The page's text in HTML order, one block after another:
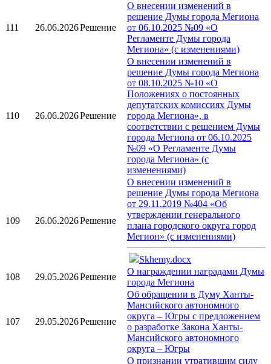
111 26.06.2026Решение
О внесении изменений в
решение Думы города Мегиона
от 06.10.2025 №09 «О
Регламенте Думы города
Мегиона» (с изменениями)
110 26.06.2026Решение
О внесении изменений в
решение Думы города Мегиона
от 08.10.2025 №10 «О
Положениях о постоянных
депутатских комиссиях Думы
города Мегиона», в
соответствии с решением Думы
города Мегиона от 06.10.2025
№09 «О Регламенте Думы
города Мегиона» (с
изменениями)
109 26.06.2026Решение
О внесении изменений в
решение Думы города Мегиона
от 29.11.2019 №404 «Об
утверждении генерального
плана городского округа город
Мегион» (с изменениями)
Skhemy.docx
108
29.05.2026Решение
О награждении наградами Думы
города Мегиона
107 29.05.2026Решение
Об обращении в Думу Ханты-
Мансийского автономного
округа – Югры с предложением
о разработке Закона Ханты-
Мансийского автономного
округа – Югры
О признании утратившим силу